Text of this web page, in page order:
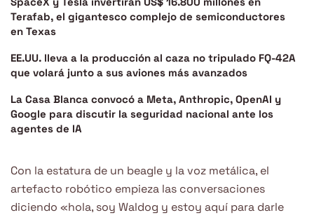
Terafab, el gigantesco complejo de semiconductores
en Texas
EE.UU. lleva a la producción al caza no tripulado FQ-42A
que volará junto a sus aviones más avanzados
La Casa Blanca convocó a Meta, Anthropic, OpenAI y
Google para discutir la seguridad nacional ante los
agentes de IA
Con la estatura de un beagle y la voz metálica, el
artefacto robótico empieza las conversaciones
diciendo «hola, soy Waldog y estoy aquí para darle